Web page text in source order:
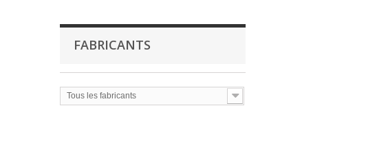
FABRICANTS
Tous les fabricants